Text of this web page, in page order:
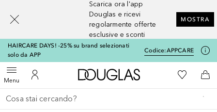
Scarica ora l'app
Douglas e ricevi
regolarmente offerte
esclusive e sconti
MOSTRA
HAIRCARE DAYS! -25% su brand selezionati
solo da APP
Codice:APPCARE
MenuApri menuAl Mio Account
A Douglas HomeAlla Mia
Al
Torna indietro
Esegui ricerca
[navigation.slideout.screenreader]